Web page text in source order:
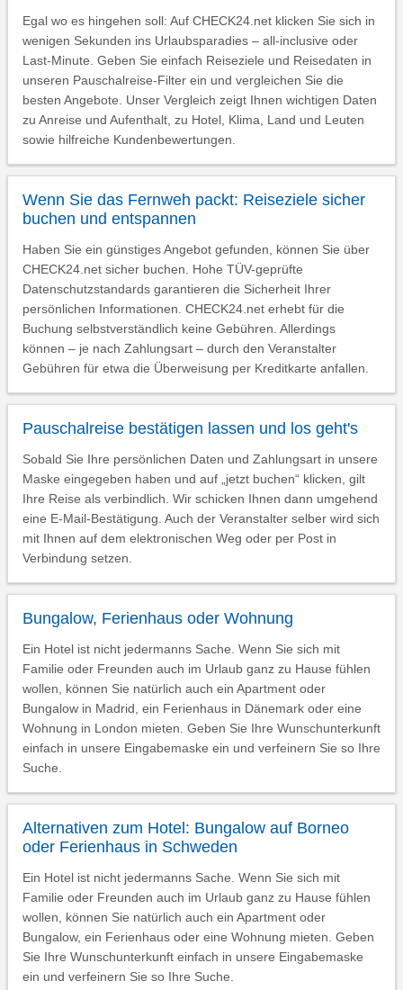
Egal wo es hingehen soll: Auf CHECK24.net klicken Sie sich in
wenigen Sekunden ins Urlaubsparadies – all-inclusive oder
Last-Minute. Geben Sie einfach Reiseziele und Reisedaten in
unseren Pauschalreise-Filter ein und vergleichen Sie die
besten Angebote. Unser Vergleich zeigt Ihnen wichtigen Daten
zu Anreise und Aufenthalt, zu Hotel, Klima, Land und Leuten
sowie hilfreiche Kundenbewertungen.
Wenn Sie das Fernweh packt: Reiseziele sicher
buchen und entspannen
Haben Sie ein günstiges Angebot gefunden, können Sie über
CHECK24.net sicher buchen. Hohe TÜV-geprüfte
Datenschutzstandards garantieren die Sicherheit Ihrer
persönlichen Informationen. CHECK24.net erhebt für die
Buchung selbstverständlich keine Gebühren. Allerdings
können – je nach Zahlungsart – durch den Veranstalter
Gebühren für etwa die Überweisung per Kreditkarte anfallen.
Pauschalreise bestätigen lassen und los geht's
Sobald Sie Ihre persönlichen Daten und Zahlungsart in unsere
Maske eingegeben haben und auf „jetzt buchen“ klicken, gilt
Ihre Reise als verbindlich. Wir schicken Ihnen dann umgehend
eine E-Mail-Bestätigung. Auch der Veranstalter selber wird sich
mit Ihnen auf dem elektronischen Weg oder per Post in
Verbindung setzen.
Bungalow, Ferienhaus oder Wohnung
Ein Hotel ist nicht jedermanns Sache. Wenn Sie sich mit
Familie oder Freunden auch im Urlaub ganz zu Hause fühlen
wollen, können Sie natürlich auch ein Apartment oder
Bungalow in Madrid, ein Ferienhaus in Dänemark oder eine
Wohnung in London mieten. Geben Sie Ihre Wunschunterkunft
einfach in unsere Eingabemaske ein und verfeinern Sie so Ihre
Suche.
Alternativen zum Hotel: Bungalow auf Borneo
oder Ferienhaus in Schweden
Ein Hotel ist nicht jedermanns Sache. Wenn Sie sich mit
Familie oder Freunden auch im Urlaub ganz zu Hause fühlen
wollen, können Sie natürlich auch ein Apartment oder
Bungalow, ein Ferienhaus oder eine Wohnung mieten. Geben
Sie Ihre Wunschunterkunft einfach in unsere Eingabemaske
ein und verfeinern Sie so Ihre Suche.